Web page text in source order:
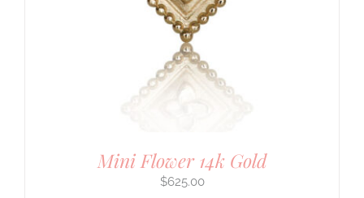
Mini Flower 14k Gold
$625.00